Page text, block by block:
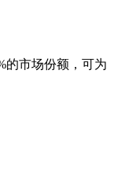
的市场份额，可为